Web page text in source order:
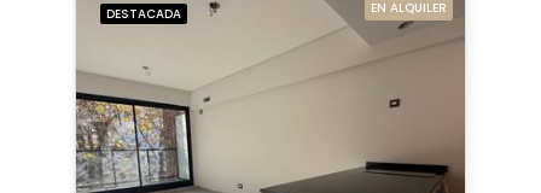
DESTACADA EN ALQUILER